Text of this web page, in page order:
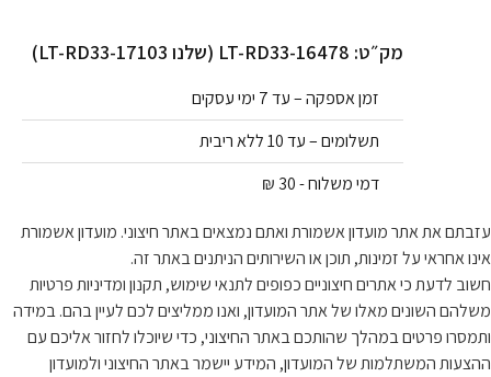
מק״ט: LT-RD33-16478 (שלנו LT-RD33-17103)
זמן אספקה – עד 7 ימי עסקים
תשלומים – עד 10 ללא ריבית
דמי משלוח - 30 ₪
את אתר מועדון אשמורת ואתם נמצאים באתר חיצוני. מועדון אשמורת
אחראי על זמינות, תוכן או השירותים הניתנים באתר זה.
לדעת כי אתרים חיצוניים כפופים לתנאי שימוש, תקנון ומדיניות פרטיות
השונים מאלו של אתר המועדון, ואנו ממליצים לכם לעיין בהם. במידה
פרטים במהלך שהותכם באתר החיצוני, כדי שיוכלו לחזור אליכם עם
המשתלמות של המועדון, המידע יישמר באתר החיצוני ולמועדון